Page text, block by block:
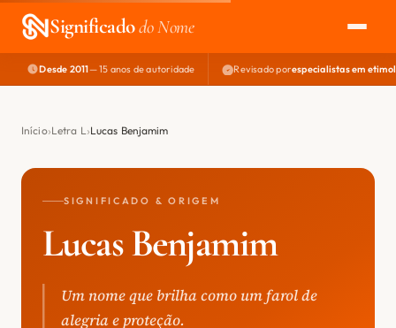
Significadodo Nome
EXPLORAR
NOME PERFEITO
Desde 2011— 15 anos de autoridade Revisado porespecialistas em
Início Letra L Lucas Benjamim
SIGNIFICADO & ORIGEM
Lucas Benjamim
Um nome que brilha como um farol de
alegria e proteção.